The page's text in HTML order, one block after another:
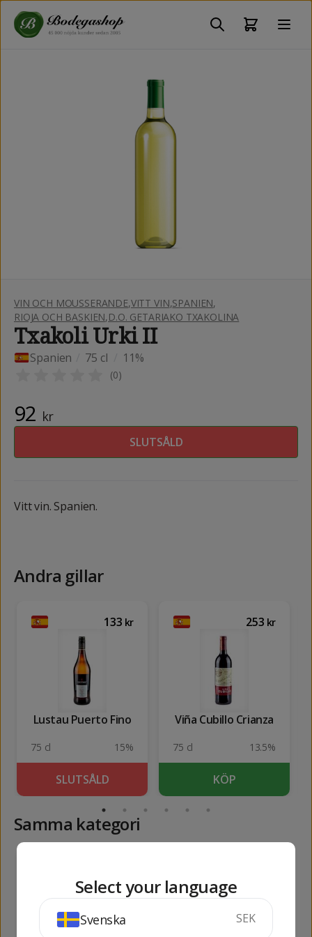
VIN OCH MOUSSERANDE,VITT VIN,SPANIEN,
RIOJA OCH BASKIEN,D.O. GETARIAKO TXAKOLINA
Txakoli Urki II
Spanien 75 cl 11%
(0)
92 kr
SLUTSÅLD
Vitt vin. Spanien.
Andra gillar
133 kr
Lustau Puerto Fino
75 cl 15%
SLUTSÅLD
253 kr
Viña Cubillo Crianza
75 cl 13.5%
KÖP
Samma kategori
Select your language
Svenska SEK